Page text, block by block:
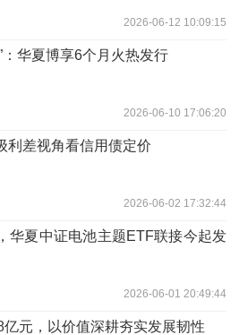
2026-06-12 10:09:15
：华夏博享6个月火热发行
2026-06-10 17:06:20
利差视角看信用债定价
2026-06-02 17:32:44
华夏中证电池主题ETF联接今起发
2026-06-01 20:49:44
元，以价值深耕夯实发展韧性